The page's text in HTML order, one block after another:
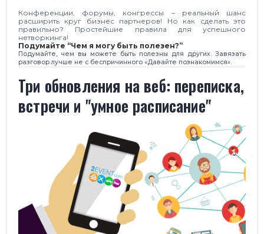
Конференции, форумы, конгрессы – реальный шанс
расширить круг бизнес партнеров! Но как сделать это
правильно? Простейшие правила для успешного
нетворкинга!
Подумайте “Чем я могу быть полезен?”
Подумайте, чем вы можете быть полезны для других. Завязать
разговор лучше не с беспричинного «Давайте познакомимся».
Три обновления на веб: переписка,
встречи и "умное расписание"